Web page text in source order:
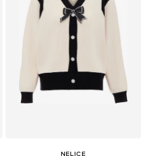
NELICE